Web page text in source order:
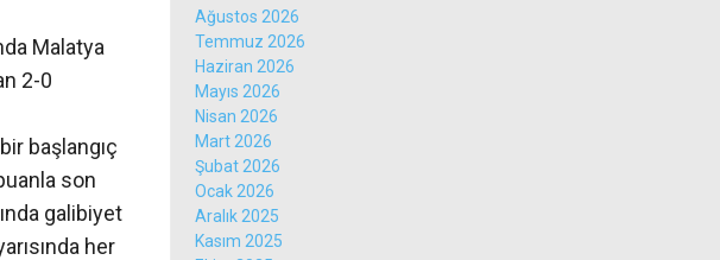
Malatya
2-0
başlangıç
son
galibiyet
her
Ağustos 2026
Temmuz 2026
Haziran 2026
Mayıs 2026
Nisan 2026
Mart 2026
Şubat 2026
Ocak 2026
Aralık 2025
Kasım 2025